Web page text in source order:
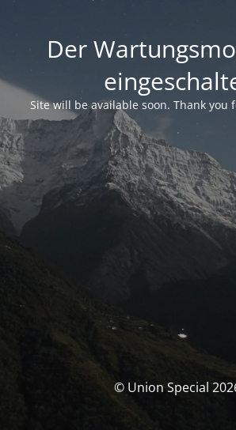
Der
Site will be available soon. Thank you
© Union Special